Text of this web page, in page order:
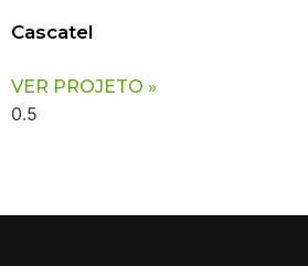
Cascatel
VER PROJETO »